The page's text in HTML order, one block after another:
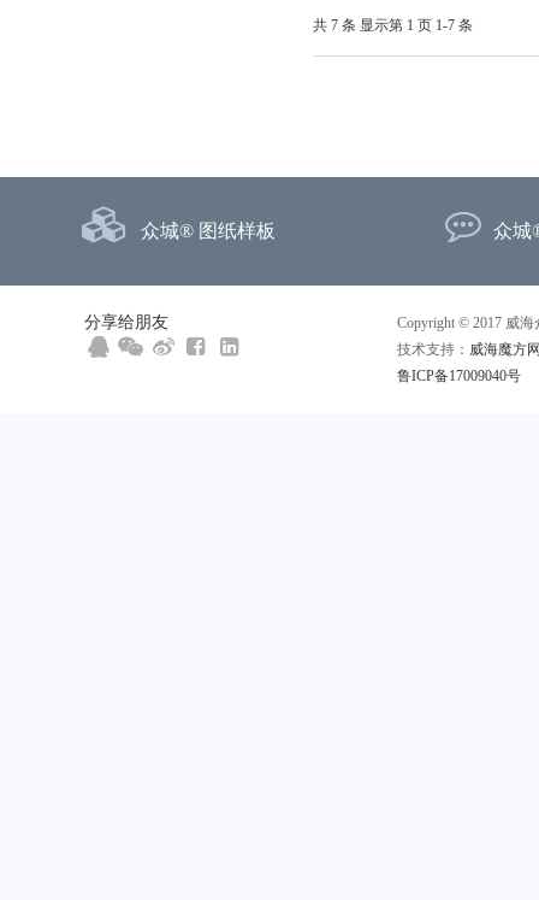
共 7 条 显示第 1 页 1-7 条
众城® 图纸样板 众城
分享给朋友
Copyright © 2017 威
技术支持： 威海魔方
鲁ICP备17009040号